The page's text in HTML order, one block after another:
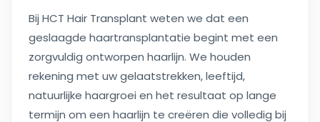
Bij HCT Hair Transplant weten we dat een
geslaagde haartransplantatie begint met een
zorgvuldig ontworpen haarlijn. We houden
rekening met uw gelaatstrekken, leeftijd,
natuurlijke haargroei en het resultaat op lange
termijn om een haarlijn te creëren die volledig bij